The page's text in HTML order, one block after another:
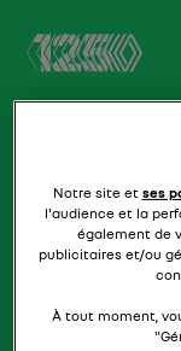
Notre site et ses
l'audience et la
également de
publicitaires et/ou
À tout moment,